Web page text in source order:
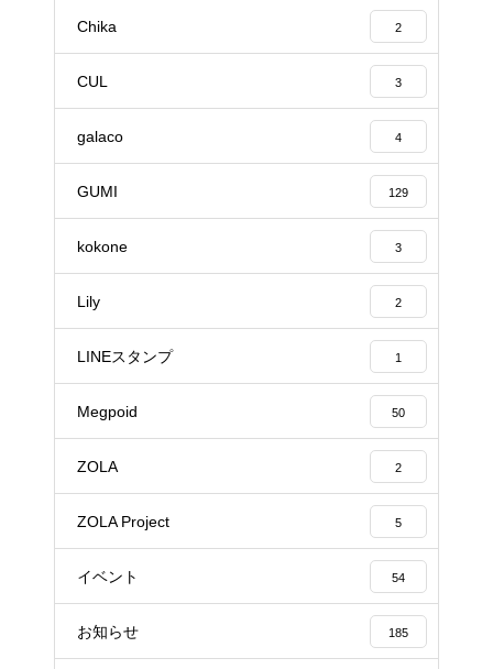
Chika 2
CUL 3
galaco 4
GUMI 129
kokone 3
Lily 2
LINEスタンプ 1
Megpoid 50
ZOLA 2
ZOLA Project 5
イベント 54
お知らせ 185